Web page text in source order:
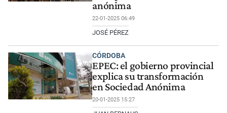
anónima
22-01-2025 06:49
JOSÉ PÉREZ
CÓRDOBA
EPEC: el gobierno provincial
explica su transformación
en Sociedad Anónima
20-01-2025 15:27